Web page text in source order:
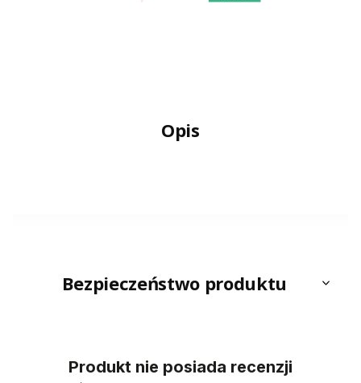
Opis
Bezpieczeństwo produktu
Produkt nie posiada recenzji